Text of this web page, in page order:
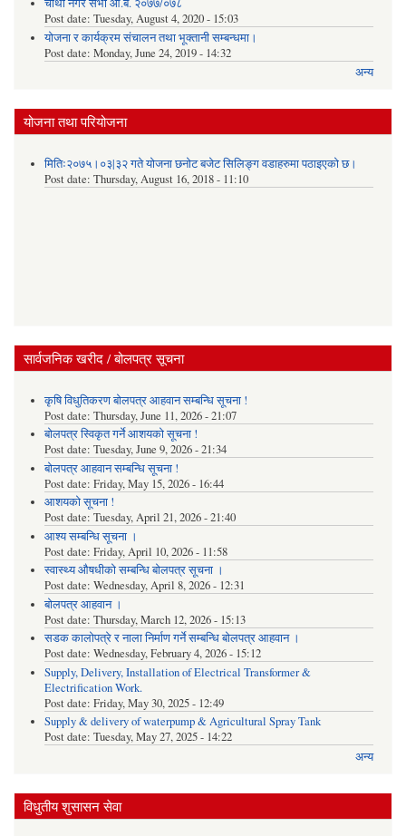
चौथो नगर सभा आ.ब. २०७७/०७८
Post date: Tuesday, August 4, 2020 - 15:03
योजना र कार्यक्रम संचालन तथा भूक्तानी सम्बन्धमा।
Post date: Monday, June 24, 2019 - 14:32
अन्य
योजना तथा परियोजना
मितिः२०७५।०३|३२ गते योजना छनोट बजेट सिलिङ्ग वडाहरुमा पठाइएको छ​।
Post date: Thursday, August 16, 2018 - 11:10
सार्वजनिक खरीद / बोलपत्र सूचना
कृषि विधुतिकरण बोलपत्र आहवान सम्बन्धि सूचना !
Post date: Thursday, June 11, 2026 - 21:07
बोलपत्र स्विकृत गर्ने आशयको सूचना !
Post date: Tuesday, June 9, 2026 - 21:34
बोलपत्र आहवान सम्बन्धि सूचना !
Post date: Friday, May 15, 2026 - 16:44
आशयको सूचना !
Post date: Tuesday, April 21, 2026 - 21:40
आश्य सम्बन्धि सूचना ।
Post date: Friday, April 10, 2026 - 11:58
स्वास्थ्य औषधीको सम्बन्धि बोलपत्र सूचना ।
Post date: Wednesday, April 8, 2026 - 12:31
बोलपत्र आहवान ।
Post date: Thursday, March 12, 2026 - 15:13
सडक कालोपत्रे र नाला निर्माण गर्ने सम्बन्धि बोलपत्र आहवान ।
Post date: Wednesday, February 4, 2026 - 15:12
Supply, Delivery, Installation of Electrical Transformer &
Electrification Work.
Post date: Friday, May 30, 2025 - 12:49
Supply & delivery of waterpump & Agricultural Spray Tank
Post date: Tuesday, May 27, 2025 - 14:22
अन्य
विधुतीय शुसासन सेवा